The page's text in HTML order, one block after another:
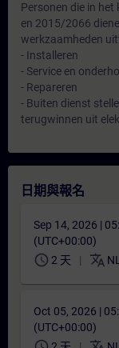
Personen die in
en 2015/2066
werkzaamheden
- Installeren
- Service en
- Repareren
- Buiten dienst
terugwinnen uit
日期與報名
Sep 14, 2026 |
(UTC+00:00)
schedule 2 天 translate NL
Oct 05, 2026 |
(UTC+00:00)